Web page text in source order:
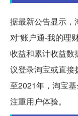
据最新公告显示，
对“账户通-我的理
收益和累计收益数
议登录淘宝或直接
至2021年，淘宝
注重用户体验。